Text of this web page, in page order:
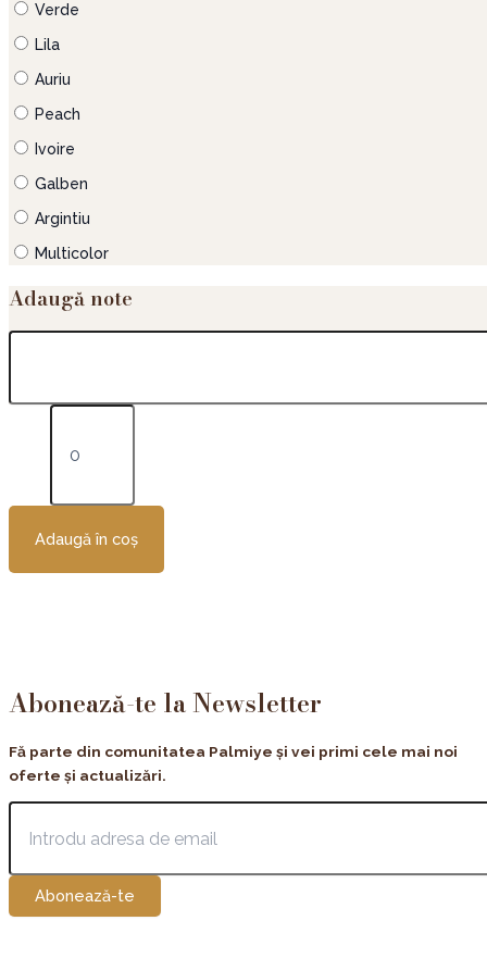
Verde
Lila
Auriu
Peach
Ivoire
Galben
Argintiu
Multicolor
Adaugă note
Adaugă în coș
Abonează-te la Newsletter
Fă parte din comunitatea Palmiye și vei primi cele mai noi
oferte și actualizări.
Abonează-te